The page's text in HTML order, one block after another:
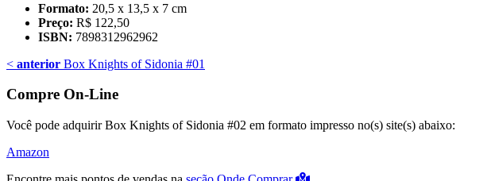
Formato: 20,5 x 13,5 x 7 cm
Preço: R$ 122,50
ISBN: 7898312962962
< anterior Box Knights of Sidonia #01
Compre On-Line
Você pode adquirir Box Knights of Sidonia #02 em formato impresso no(s) site(s) abaixo:
Amazon